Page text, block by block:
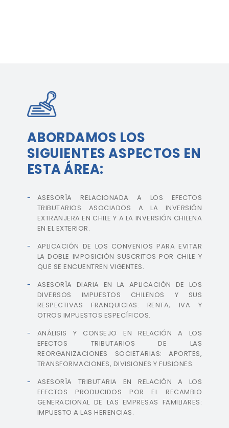
ABORDAMOS LOS
SIGUIENTES ASPECTOS EN
ESTA ÁREA:
ASESORÍA RELACIONADA A LOS EFECTOS
TRIBUTARIOS ASOCIADOS A LA INVERSIÓN
EXTRANJERA EN CHILE Y A LA INVERSIÓN CHILENA
EN EL EXTERIOR.
APLICACIÓN DE LOS CONVENIOS PARA EVITAR
LA DOBLE IMPOSICIÓN SUSCRITOS POR CHILE Y
QUE SE ENCUENTREN VIGENTES.
ASESORÍA DIARIA EN LA APLICACIÓN DE LOS
DIVERSOS IMPUESTOS CHILENOS Y SUS
RESPECTIVAS FRANQUICIAS: RENTA, IVA Y
OTROS IMPUESTOS ESPECÍFICOS.
ANÁLISIS Y CONSEJO EN RELACIÓN A LOS
EFECTOS TRIBUTARIOS DE LAS
REORGANIZACIONES SOCIETARIAS: APORTES,
TRANSFORMACIONES, DIVISIONES Y FUSIONES.
ASESORÍA TRIBUTARIA EN RELACIÓN A LOS
EFECTOS PRODUCIDOS POR EL RECAMBIO
GENERACIONAL DE LAS EMPRESAS FAMILIARES:
IMPUESTO A LAS HERENCIAS.